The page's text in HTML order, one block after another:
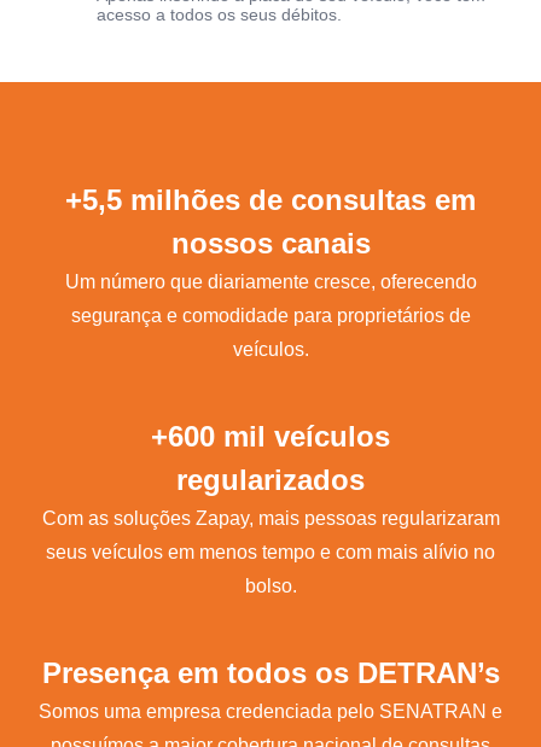
acesso a todos os seus débitos.
+5,5 milhões de consultas em
nossos canais
Um número que diariamente cresce, oferecendo
segurança e comodidade para proprietários de
veículos.
+600 mil veículos
regularizados
Com as soluções Zapay, mais pessoas regularizaram
seus veículos em menos tempo e com mais alívio no
bolso.
Presença em todos os DETRAN’s
Somos uma empresa credenciada pelo SENATRAN e